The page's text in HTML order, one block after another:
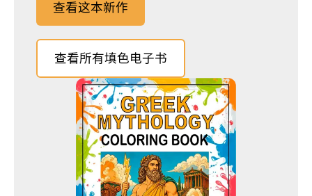
查看这本新作
查看所有填色电子书